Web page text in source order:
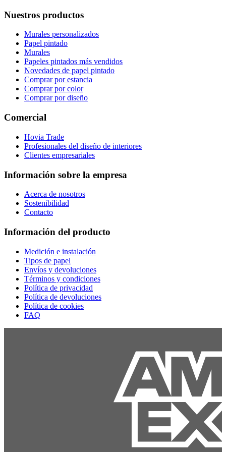
Nuestros productos
Murales personalizados
Papel pintado
Murales
Papeles pintados más vendidos
Novedades de papel pintado
Comprar por estancia
Comprar por color
Comprar por diseño
Comercial
Hovia Trade
Profesionales del diseño de interiores
Clientes empresariales
Información sobre la empresa
Acerca de nosotros
Sostenibilidad
Contacto
Información del producto
Medición e instalación
Tipos de papel
Envíos y devoluciones
Términos y condiciones
Política de privacidad
Política de devoluciones
Política de cookies
FAQ